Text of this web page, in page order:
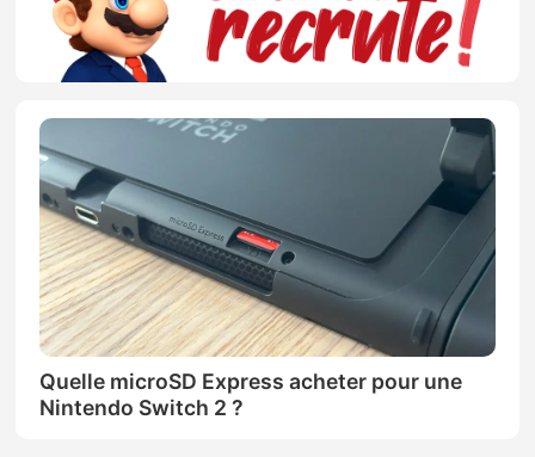
Quelle microSD Express acheter pour une
Nintendo Switch 2 ?